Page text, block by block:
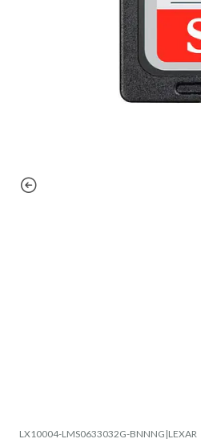
LX10004-LMS0633032G-BNNNG |LEXAR